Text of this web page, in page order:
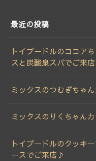
最近の投稿
トイプードルのココア
スと炭酸泉スパでご来
ミックスのつむぎちゃ
ミックスのりくちゃん
トイプードルのクッキ
ースでご来店♪